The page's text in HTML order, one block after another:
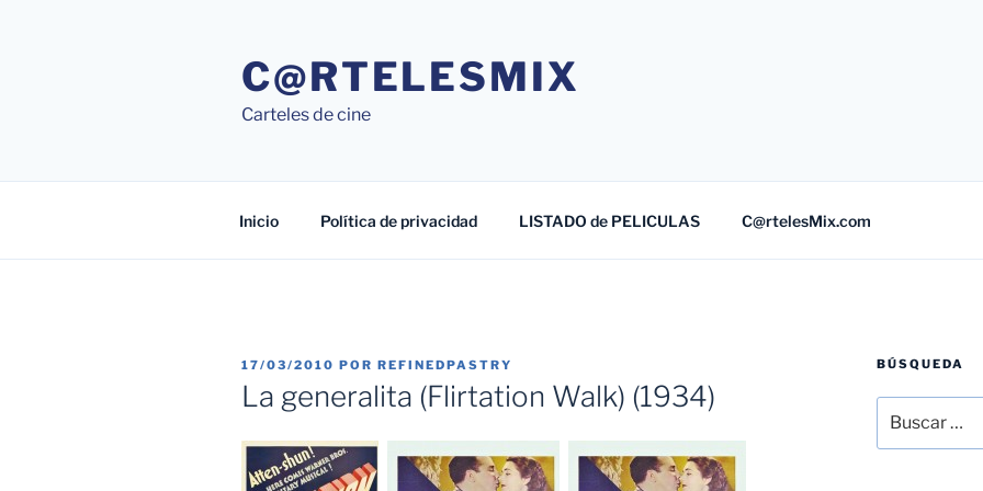
C@RTELESMIX
Carteles de cine
Inicio Política de privacidad LISTADO de PELICULAS C@rtelesMix.com
PUBLICADO
EL
17/03/2010 POR REFINEDPASTRY
La generalita (Flirtation Walk) (1934)
BÚSQUEDA
por: